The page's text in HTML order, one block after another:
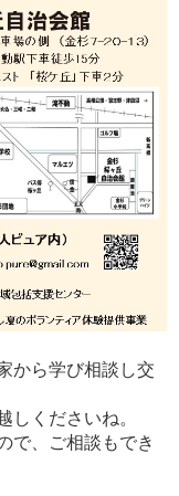
から学び相談し交
しくださいね。
で、ご相談もでき